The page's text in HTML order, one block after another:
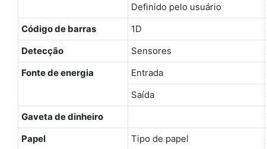
Definido pelo usuário
Código de barras
1D
Detecção
Sensores
Fonte de energia
Entrada
Saída
Gaveta de dinheiro
Papel
Tipo de papel